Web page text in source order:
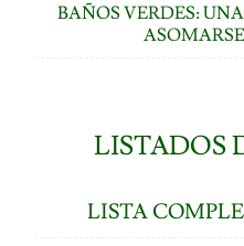
BAÑOS VERDES:
LISTADOS
LISTA